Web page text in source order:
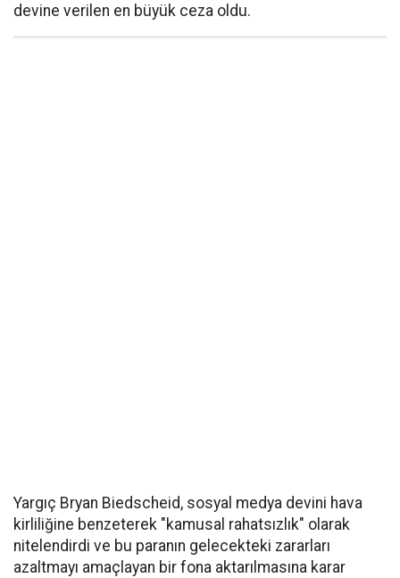
devine verilen en büyük ceza oldu.
Yargıç Bryan Biedscheid, sosyal medya devini hava
kirliliğine benzeterek "kamusal rahatsızlık" olarak
nitelendirdi ve bu paranın gelecekteki zararları
azaltmayı amaçlayan bir fona aktarılmasına karar